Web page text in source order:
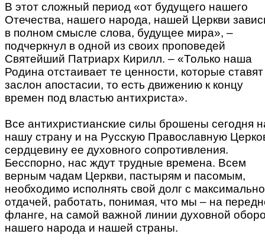
В этот сложный период «от будущего нашего
Отечества, нашего народа, нашей Церкви
в полном смысле слова, будущее мира», –
подчеркнул в одной из своих проповедей
Святейший Патриарх Кирилл. – «Только наша
Родина отстаивает те ценности, которые ставят
заслон апостасии, то есть движению к концу
времен под властью антихриста».
Все антихристианские силы брошены сегодня
нашу страну и на Русскую Православную
сердцевину ее духовного сопротивления.
Бесспорно, нас ждут трудные времена. Всем
верным чадам Церкви, пастырям и пасомым,
необходимо исполнять свой долг с
отдачей, работать, понимая, что мы – на
фланге, на самой важной линии духовной
нашего народа и нашей страны.